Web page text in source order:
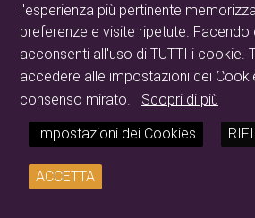
l'esperienza più pertinente
preferenze e visite ripetute. Facendo
acconsenti all'uso di TUTTI i cookie.
accedere alle impostazioni dei
consenso mirato.
Scopri di più
Impostazioni dei Cookies
ACCETTA